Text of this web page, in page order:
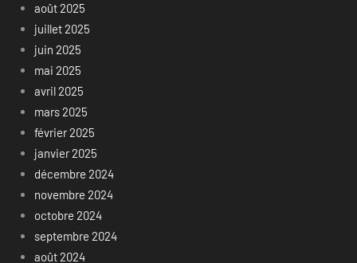
août 2025
juillet 2025
juin 2025
mai 2025
avril 2025
mars 2025
février 2025
janvier 2025
décembre 2024
novembre 2024
octobre 2024
septembre 2024
août 2024